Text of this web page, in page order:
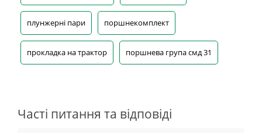
плунжерні пари поршнекомплект
прокладка на трактор поршнева група смд 31
Часті питання та відповіді